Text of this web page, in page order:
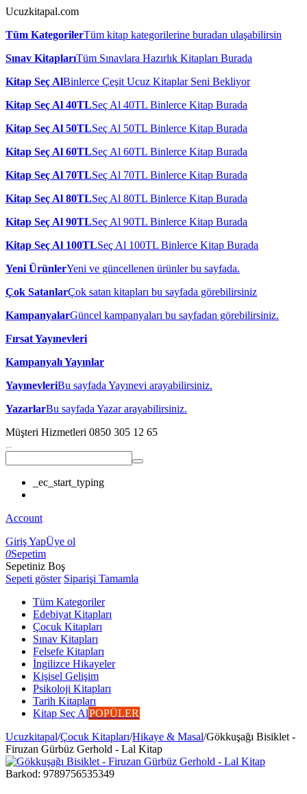
Ucuzkitapal.com
Tüm KategorilerTüm kitap kategorilerine buradan ulaşabilirsin
Sınav KitaplarıTüm Sınavlara Hazırlık Kitapları Burada
Kitap Seç AlBinlerce Çeşit Ucuz Kitaplar Seni Bekliyor
Kitap Seç Al 40TLSeç Al 40TL Binlerce Kitap Burada
Kitap Seç Al 50TLSeç Al 50TL Binlerce Kitap Burada
Kitap Seç Al 60TLSeç Al 60TL Binlerce Kitap Burada
Kitap Seç Al 70TLSeç Al 70TL Binlerce Kitap Burada
Kitap Seç Al 80TLSeç Al 80TL Binlerce Kitap Burada
Kitap Seç Al 90TLSeç Al 90TL Binlerce Kitap Burada
Kitap Seç Al 100TLSeç Al 100TL Binlerce Kitap Burada
Yeni ÜrünlerYeni ve güncellenen ürünler bu sayfada.
Çok SatanlarÇok satan kitapları bu sayfada görebilirsiniz
KampanyalarGüncel kampanyaları bu sayfadan görebilirsiniz.
Fırsat Yayınevleri
Kampanyalı Yayınlar
YayınevleriBu sayfada Yayınevi arayabilirsiniz.
YazarlarBu sayfada Yazar arayabilirsiniz.
Müşteri Hizmetleri 0850 305 12 65
_ec_start_typing
Account
Giriş YapÜye ol
0Sepetim
Sepetiniz Boş
Sepeti göster Siparişi Tamamla
Tüm Kategoriler
Edebiyat Kitapları
Çocuk Kitapları
Sınav Kitapları
Felsefe Kitapları
İngilizce Hikayeler
Kişisel Gelişim
Psikoloji Kitapları
Tarih Kitapları
Kitap Seç AlPOPÜLER
Ucuzkitapal/Çocuk Kitapları/Hikaye & Masal/Gökkuşağı Bisiklet -
Firuzan Gürbüz Gerhold - Lal Kitap
Barkod: 9789756535349